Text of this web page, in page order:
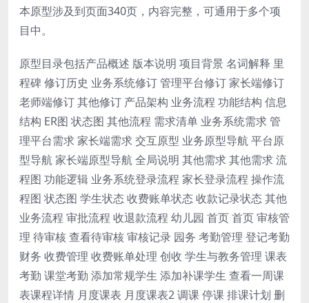
本原型涉及到页面340页，内容完整，可通用于多个项
目中。
原型目录包括产品概述 版本说明 项目背景 名词解释 里
程碑 修订历史 业务系统修订 管理平台修订 家长端修订
老师端修订 其他修订 产品架构 业务流程 功能结构 信息
结构 ER图 状态图 其他流程 需求清单 业务系统需求 管
理平台需求 家长端需求 交互原型 业务原型导航 平台原
型导航 家长端原型导航 全局说明 其他需求 其他需求 流
程图 功能逻辑 业务系统登录流程 家长登录流程 操作流
程图 状态图 学生状态 收费账单状态 收款记录状态 其他
业务流程 审批流程 收退款流程 幼儿园 首页 首页 审核管
理 待审核 查看待审核 审核记录 园务 考勤管理 登记考勤
财务 收费管理 收费账单处理 创收 学生与教务管理 课表
考勤 课堂考勤 添加常规学生 添加补课学生 查看一周课
表课程详情 月度课表 月度课表2 调课 停课 排课计划 删